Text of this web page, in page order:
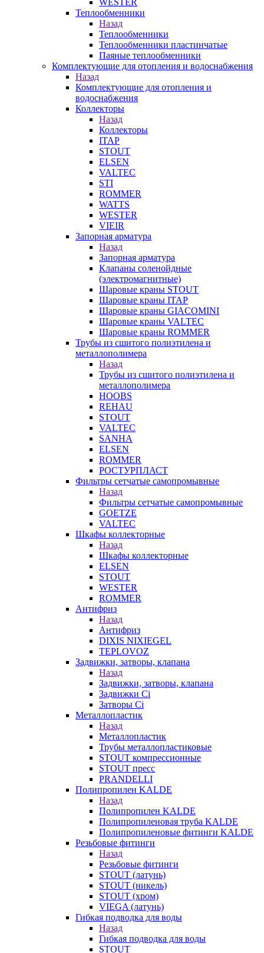
WESTER
Теплообменники
Назад
Теплообменники
Теплообменники пластинчатые
Паяные теплообменники
Комплектующие для отопления и водоснабжения
Назад
Комплектующие для отопления и
водоснабжения
Коллекторы
Назад
Коллекторы
ITAP
STOUT
ELSEN
VALTEC
STI
ROMMER
WATTS
WESTER
VIEIR
Запорная арматура
Назад
Запорная арматура
Клапаны соленойдные
(электромагнитные)
Шаровые краны STOUT
Шаровые краны ITAP
Шаровые краны GIACOMINI
Шаровые краны VALTEC
Шаровые краны ROMMER
Трубы из сшитого полиэтилена и
металлополимера
Назад
Трубы из сшитого полиэтилена и
металлополимера
HOOBS
REHAU
STOUT
VALTEC
SANHA
ELSEN
ROMMER
РОСТУРПЛАСТ
Фильтры сетчатые самопромывные
Назад
Фильтры сетчатые самопромывные
GOETZE
VALTEC
Шкафы коллекторные
Назад
Шкафы коллекторные
ELSEN
STOUT
WESTER
ROMMER
Антифриз
Назад
Антифриз
DIXIS NIXIEGEL
TEPLOVOZ
Задвижки, затворы, клапана
Назад
Задвижки, затворы, клапана
Задвижки Ci
Затворы Ci
Металлопластик
Назад
Металлопластик
Трубы металлопластиковые
STOUT компрессионные
STOUT пресс
PRANDELLI
Полипропилен KALDE
Назад
Полипропилен KALDE
Полипропиленовая труба KALDE
Полипропиленовые фитинги KALDE
Резьбовые фитинги
Назад
Резьбовые фитинги
STOUT (латунь)
STOUT (никель)
STOUT (хром)
VIEGA (латунь)
Гибкая подводка для воды
Назад
Гибкая подводка для воды
STOUT